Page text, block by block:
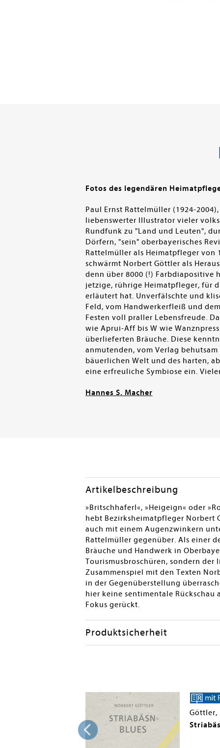
Fotos des legendären
Paul Ernst Rattelmüller (1924-
liebenswerter Illustrator vieler
Rundfunk zu "Land und Leuten",
Dörfern, "sein" oberbayerisches
Rattelmüller als Heimatpfleger von
schwärmt Norbert Göttler als
denn über 8000 (!) Farbdiapositive
jetzige, rührige Heimatpfleger, für
erläutert hat. Unverfälschte und
Feld, vom Handwerkerfleiß und
Festen voll praller Lebensfreude.
wie Aprui-Aff bis W wie
überlieferten Bräuche. Diese
anmutenden, vom Verlag
bäuerlichen Welt und des harten,
eine erfreuliche Symbiose ein.
Hannes S. Macher
Artikelbeschreibung
»Britschhaferl«, »Heigeign« oder
hebt Bezirksheimatpfleger Norbert
auch mit einem Augenzwinkern
Rattelmüller gegenüber. Als einer
Bräuche und Handwerk in
Tourismusbroschüren, sondern
Zusammenspiel mit den Texten
in der Gegenüberstellung
hier keine sentimentale Rückschau
Fokus gerückt.
Produktsicherheit
Göttler,